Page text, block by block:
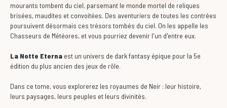
mourants tombent du ciel, parsemant le monde mortel de reliques
brisées, maudites et convoitées. Des aventuriers de toutes les contrées
poursuivent désormais ces trésors tombés du ciel. On les appelle les
Chasseurs de Météores, et vous pourriez devenir l'un d'entre eux.
La Notte Eterna est un univers de dark fantasy épique pour la 5e
édition du plus ancien des jeux de rôle.
Dans ce tome, vous explorerez les royaumes de Neir : leur histoire,
leurs paysages, leurs peuples et leurs divinités.